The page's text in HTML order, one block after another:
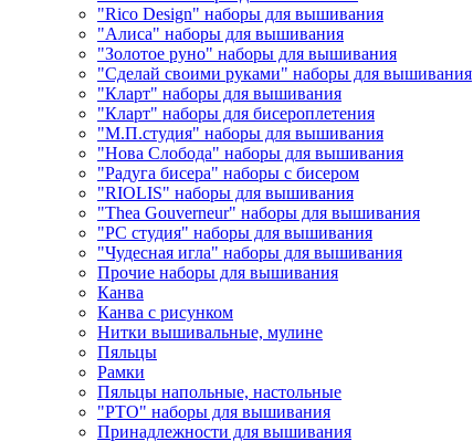
"Rico Design" наборы для вышивания
"Алиса" наборы для вышивания
"Золотое руно" наборы для вышивания
"Сделай своими руками" наборы для вышивания
"Кларт" наборы для вышивания
"Кларт" наборы для бисероплетения
"М.П.студия" наборы для вышивания
"Нова Слобода" наборы для вышивания
"Радуга бисера" наборы с бисером
"RIOLIS" наборы для вышивания
"Thea Gouverneur" наборы для вышивания
"РС студия" наборы для вышивания
"Чудесная игла" наборы для вышивания
Прочие наборы для вышивания
Канва
Канва с рисунком
Нитки вышивальные, мулине
Пяльцы
Рамки
Пяльцы напольные, настольные
"РТО" наборы для вышивания
Принадлежности для вышивания